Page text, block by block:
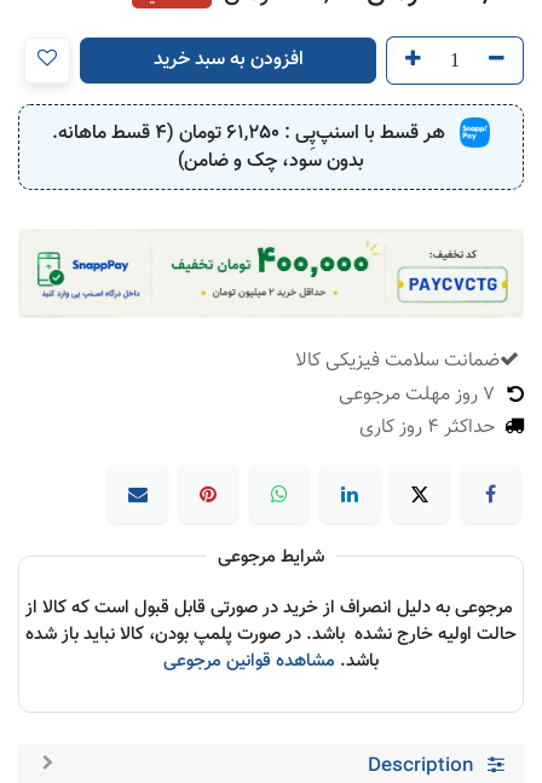
افزودن به سبد خرید
هر قسط با اسنپ‌پِی : 61,250
تومان (4 قسط ماهانه.
بدون سود، چک و ضامن)
ضمانت سلامت فیزیکی کالا
حداکثر 4 روز کاری
شرایط مرجوعی
مرجوعی به دلیل انصراف از خرید در صورتی قابل قبول است که کالا از
حالت اولیه خارج نشده باشد. در صورت پلمپ بودن، کالا نباید باز شده
باشد. مشاهده قوانین مرجوعی
Description